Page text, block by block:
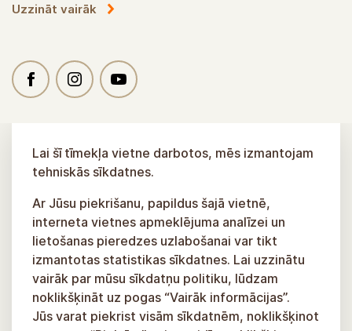
Uzzināt vairāk
Lai šī tīmekļa vietne darbotos, mēs izmantojam
tehniskās sīkdatnes.
Ar Jūsu piekrišanu, papildus šajā vietnē,
interneta vietnes apmeklējuma analīzei un
lietošanas pieredzes uzlabošanai var tikt
izmantotas statistikas sīkdatnes. Lai uzzinātu
vairāk par mūsu sīkdatņu politiku, lūdzam
noklikšķināt uz pogas “Vairāk informācijas”.
Jūs varat piekrist visām sīkdatnēm, noklikšķinot